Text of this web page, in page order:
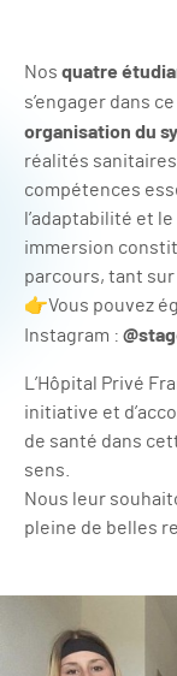
Nos quatre
s’engager dans
organisation du
réalités
compétences
l’adaptabilité et
immersion
parcours, tant
👉Vous pouvez
Instagram :
L’Hôpital Privé
initiative et
de santé dans
sens.
Nous leur
pleine de belles